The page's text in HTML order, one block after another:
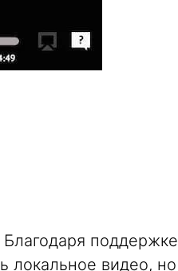
поддержке
локальное видео, но